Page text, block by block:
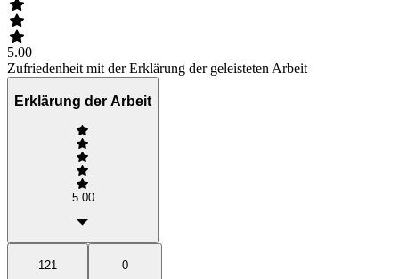
5.00
Zufriedenheit mit der Erklärung der geleisteten Arbeit
Erklärung der Arbeit
5.00
121
0